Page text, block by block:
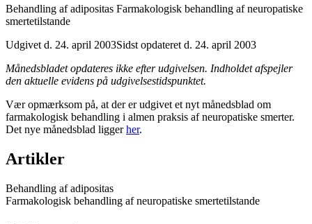
Behandling af adipositas Farmakologisk behandling af neuropatiske
smertetilstande
Udgivet d. 24. april 2003Sidst opdateret d. 24. april 2003
Månedsbladet opdateres ikke efter udgivelsen. Indholdet afspejler
den aktuelle evidens på udgivelsestidspunktet.
Vær opmærksom på, at der er udgivet et nyt månedsblad om
farmakologisk behandling i almen praksis af neuropatiske smerter.
Det nye månedsblad liggerher.
Artikler
Behandling af adipositas
Farmakologisk behandling af neuropatiske smertetilstande